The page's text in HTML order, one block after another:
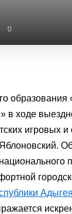
0
образования
в ходе
игровых
Адыгея